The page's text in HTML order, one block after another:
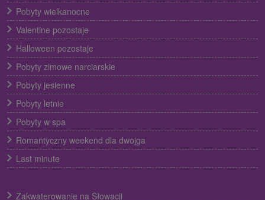
Pobyty wielkanocne
Valentine pozostaje
Halloween pozostaje
Pobyty zimowe narciarskie
Pobyty jesienne
Pobyty letnie
Pobyty w spa
Romantyczny weekend dla dwojga
Last minute
Zakwaterowanie na Słowacji